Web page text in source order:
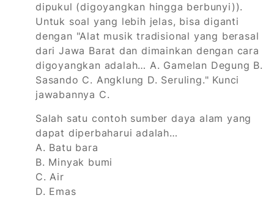
dipukul (digoyangkan hingga berbunyi)).
Untuk soal yang lebih jelas, bisa diganti
dengan "Alat musik tradisional yang berasal
dari Jawa Barat dan dimainkan dengan cara
digoyangkan adalah… A. Gamelan Degung B.
Sasando C. Angklung D. Seruling." Kunci
jawabannya C.
Salah satu contoh sumber daya alam yang
dapat diperbaharui adalah…
A. Batu bara
B. Minyak bumi
C. Air
D. Emas